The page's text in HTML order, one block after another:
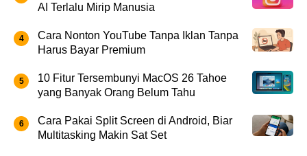
AI Terlalu Mirip Manusia
Cara Nonton YouTube Tanpa Iklan Tanpa
Harus Bayar Premium
10 Fitur Tersembunyi MacOS 26 Tahoe
yang Banyak Orang Belum Tahu
Cara Pakai Split Screen di Android, Biar
Multitasking Makin Sat Set